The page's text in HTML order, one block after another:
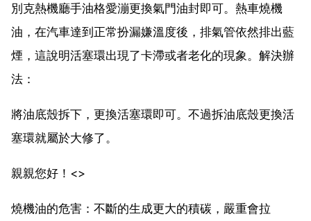
別克熱機廳手油格愛漰更換氣門油封即可。熱車燒機
油，在汽車達到正常扮漏嫌溫度後，排氣管依然排出藍
煙，這說明活塞環出現了卡滯或者老化的現象。解決辦
法：
將油底殼拆下，更換活塞環即可。不過拆油底殼更換活
塞環就屬於大修了。
親親您好！<>
燒機油的危害：不斷的生成更大的積碳，嚴重會拉